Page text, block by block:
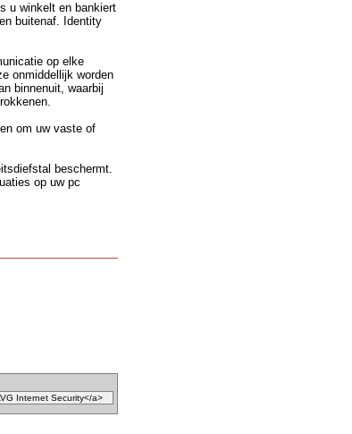
u winkelt en bankiert
buitenaf. Identity
op elke
onmiddellijk worden
binnenuit, waarbij
om uw vaste of
beschermt.
op uw pc